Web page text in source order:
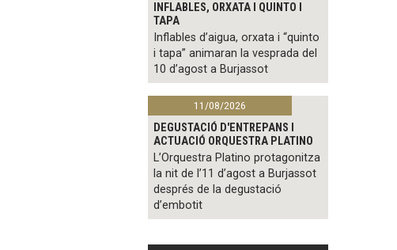
INFLABLES, ORXATA I QUINTO I
TAPA
Inflables d’aigua, orxata i “quinto
i tapa” animaran la vesprada del
10 d’agost a Burjassot
11/08/2026
DEGUSTACIÓ D'ENTREPANS I
ACTUACIÓ ORQUESTRA PLATINO
L’Orquestra Platino protagonitza
la nit de l’11 d’agost a Burjassot
després de la degustació
d’embotit